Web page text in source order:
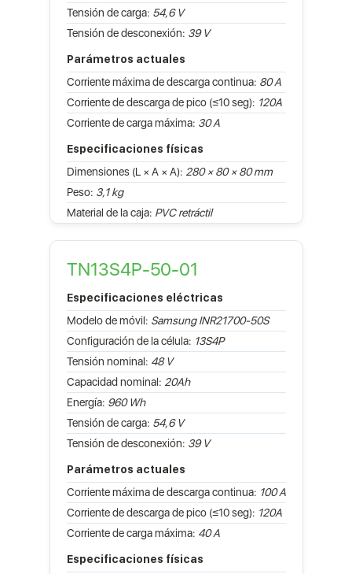
Tensión de carga: 54,6 V
Tensión de desconexión: 39 V
Parámetros actuales
Corriente máxima de descarga continua: 80 A
Corriente de descarga de pico (≤10 seg): 120A
Corriente de carga máxima: 30 A
Especificaciones físicas
Dimensiones (L × A × A): 280 × 80 × 80 mm
Peso: 3,1 kg
Material de la caja: PVC retráctil
TN13S4P-50-01
Especificaciones eléctricas
Modelo de móvil: Samsung INR21700-50S
Configuración de la célula: 13S4P
Tensión nominal: 48 V
Capacidad nominal: 20Ah
Energía: 960 Wh
Tensión de carga: 54,6 V
Tensión de desconexión: 39 V
Parámetros actuales
Corriente máxima de descarga continua: 100 A
Corriente de descarga de pico (≤10 seg): 120A
Corriente de carga máxima: 40 A
Especificaciones físicas